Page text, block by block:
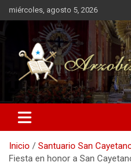
Saltar
al
contenido
miércoles, agosto 5, 2026
Inicio
Santuario San
Fiesta en honor a San